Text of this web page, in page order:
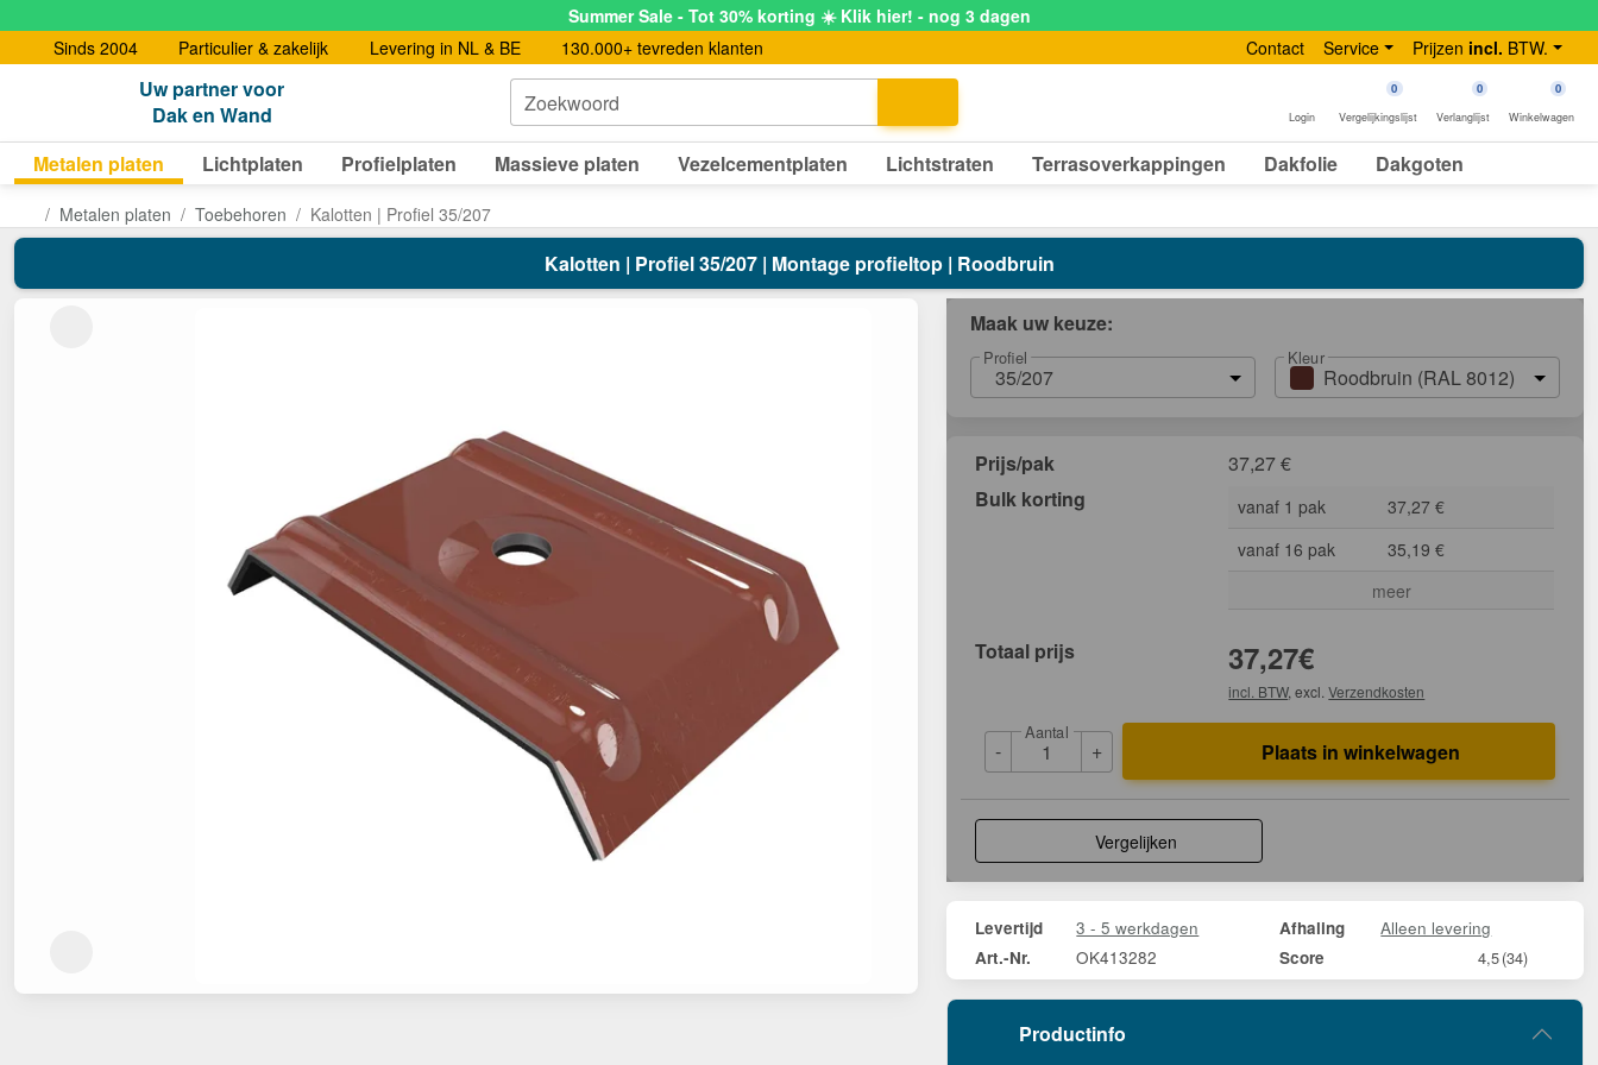
Summer Sale - Tot 30% korting ☀️ Klik hier! - nog 3 dagen
Sinds 2004
Particulier & zakelijk Levering in NL & BE 130.000+ tevreden klanten Contact Service Prijzen incl. BTW.
Uw partner voor
Dak en Wand
Zoekwoord
Login
0
Vergelijkingslijst
0
Verlanglijst
0
Winkelwagen
Metalen platen Lichtplaten Profielplaten Massieve platen Vezelcementplaten Lichtstraten Terrasoverkappingen Dakfolie Dakgoten
Metalen platen Toebehoren Kalotten | Profiel 35/207
Kalotten | Profiel 35/207 | Montage profieltop | Roodbruin
Maak uw keuze:
Profiel
35/207
Kleur
Roodbruin (RAL 8012)
Prijs/pak 37,27€
Bulk korting
vanaf 1 pak
37,27 €
vanaf 16 pak
35,19 €
meer
Totaal prijs 37,27€
incl. BTW, excl.Verzendkosten
-
Aantal
+ Plaats in winkelwagen
Vergelijken
Levertijd 3 - 5 werkdagen Afhaling Alleen levering
Art.-Nr. OK413282 Score 4,5(34)
Productinfo